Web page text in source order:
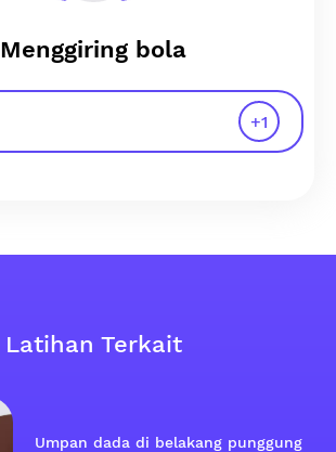
Menggiring bola
+1
Latihan Terkait
Umpan dada di belakang punggung